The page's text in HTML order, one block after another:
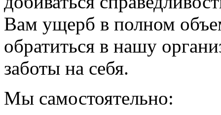
Вам ущерб в полном
обратиться в нашу
заботы на себя.
Мы самостоятельно: